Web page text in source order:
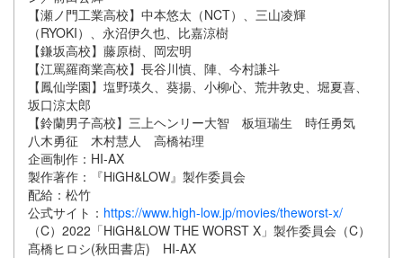
【瀬ノ門工業高校】中本悠太（NCT）、三山凌輝
（RYOKI）、永沼伊久也、比嘉涼樹
【鎌坂高校】藤原樹、岡宏明
【江罵羅商業高校】長谷川慎、陣、今村謙斗
【鳳仙学園】塩野瑛久、葵揚、小柳心、荒井敦史、堀夏喜、
坂口涼太郎
【鈴蘭男子高校】三上ヘンリー大智 板垣瑞生 時任勇気
八木勇征 木村慧人 高橋祐理
企画制作：HI-AX
製作著作：『HiGH&LOW』製作委員会
配給：松竹
公式サイト： https://www.high-low.jp/movies/theworst-x/
（C）2022「HiGH&LOW THE WORST X」製作委員会（C）
髙橋ヒロシ(秋田書店) HI-AX